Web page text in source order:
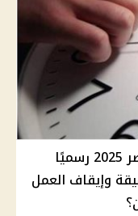
بدء تطبيق التوقيت الصيفي في مصر 2025 رسميًا
تقديم الساعة 60 دقيقة وإيقاف العمل